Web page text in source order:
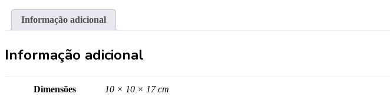
Informação adicional
Informação adicional
Dimensões 10 × 10 × 17 cm